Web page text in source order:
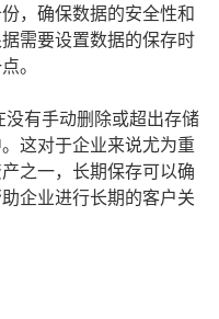
，确保数据的安全性和
需要设置数据的保存时
。
有手动删除或超出存储
这对于企业来说尤为重
之一，长期保存可以确
企业进行长期的客户关